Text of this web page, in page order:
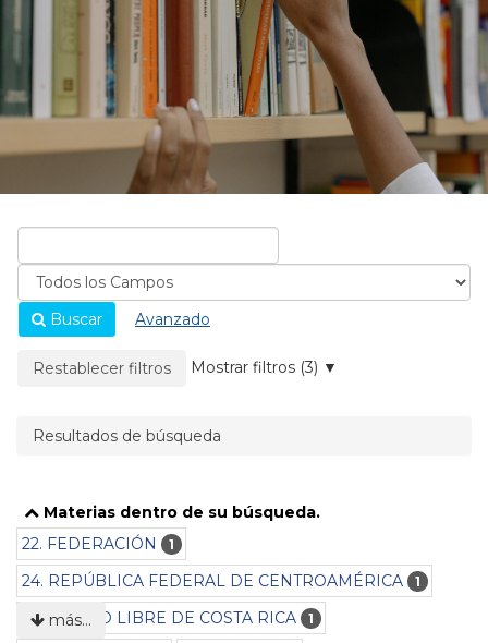
Buscar
Avanzado
La página se recargará cuando se elimine un filtro.
Restablecer filtros Mostrar filtros (3)
Resultados de búsqueda
Materias dentro de su búsqueda.
22. FEDERACIÓN
1
24. REPÚBLICA FEDERAL DE CENTROAMÉRICA 1
25. ESTADO LIBRE DE COSTA RICA 1
más…